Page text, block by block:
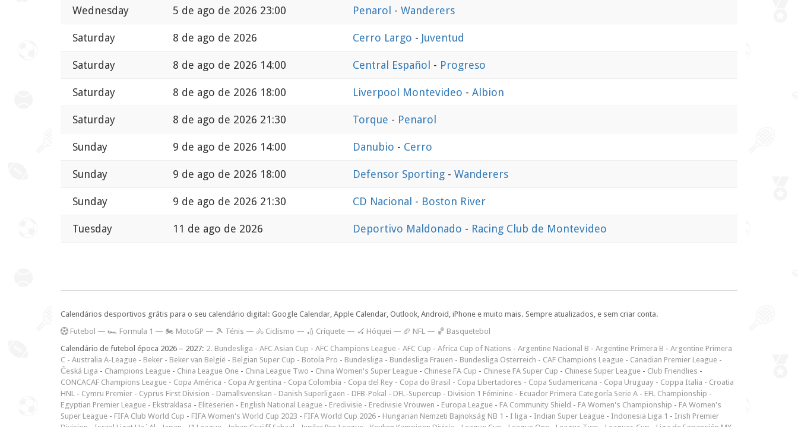
Wednesday 5 de ago de 2026 23:00 Penarol - Wanderers
Saturday 8 de ago de 2026 Cerro Largo - Juventud
Saturday 8 de ago de 2026 14:00 Central Español - Progreso
Saturday 8 de ago de 2026 18:00 Liverpool Montevideo - Albion
Saturday 8 de ago de 2026 21:30 Torque - Penarol
Sunday 9 de ago de 2026 14:00 Danubio - Cerro
Sunday 9 de ago de 2026 18:00 Defensor Sporting - Wanderers
Sunday 9 de ago de 2026 21:30 CD Nacional - Boston River
Tuesday 11 de ago de 2026 Deportivo Maldonado - Racing Club de Montevideo
Calendários desportivos grátis para o seu calendário digital: Google Calendar, Apple Calendar, Outlook, Android, iPhone e muito mais. Sempre atualizados, e sem criar conta.
Futebol — 🏎️ Formula 1 — 🏍 MotoGP — 🎾 Ténis — 🚴 Ciclismo — 🏏 Críquete — 🏑 Hóquei — 🏈 NFL — 🏀 Basquetebol
Calendário de futebol época 2026 – 2027: 2. Bundesliga - AFC Asian Cup - AFC Champions League - AFC Cup - Africa Cup of Nations - Argentine Nacional B - Argentine Primera B - Argentine Primera
C - Australia A-League - Beker - Beker van België - Belgian Super Cup - Botola Pro - Bundesliga - Bundesliga Frauen - Bundesliga Österreich - CAF Champions League - Canadian Premier League -
Česká Liga - Champions League - China League One - China League Two - China Women's Super League - Chinese FA Cup - Chinese FA Super Cup - Chinese Super League - Club Friendlies -
CONCACAF Champions League - Copa América - Copa Argentina - Copa Colombia - Copa del Rey - Copa do Brasil - Copa Libertadores - Copa Sudamericana - Copa Uruguay - Coppa Italia - Croatia
HNL - Cymru Premier - Cyprus First Division - Damallsvenskan - Danish Superligaen - DFB-Pokal - DFL-Supercup - Division 1 Féminine - Ecuador Primera Categoría Serie A - EFL Championship -
Egyptian Premier League - Ekstraklasa - Eliteserien - English National League - Eredivisie - Eredivisie Vrouwen - Europa League - FA Community Shield - FA Women's Championship - FA Women's
Super League - FIFA Club World Cup - FIFA Women's World Cup 2023 - FIFA World Cup 2026 - Hungarian Nemzeti Bajnokság NB 1 - I liga - Indian Super League - Indonesia Liga 1 - Irish Premier